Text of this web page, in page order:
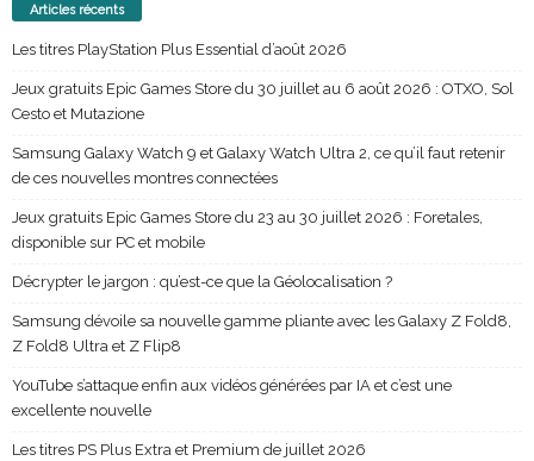
Articles récents
Les titres PlayStation Plus Essential d’août 2026
Jeux gratuits Epic Games Store du 30 juillet au 6 août 2026 : OTXO, Sol
Cesto et Mutazione
Samsung Galaxy Watch 9 et Galaxy Watch Ultra 2, ce qu’il faut retenir
de ces nouvelles montres connectées
Jeux gratuits Epic Games Store du 23 au 30 juillet 2026 : Foretales,
disponible sur PC et mobile
Décrypter le jargon : qu’est-ce que la Géolocalisation ?
Samsung dévoile sa nouvelle gamme pliante avec les Galaxy Z Fold8,
Z Fold8 Ultra et Z Flip8
YouTube s’attaque enfin aux vidéos générées par IA et c’est une
excellente nouvelle
Les titres PS Plus Extra et Premium de juillet 2026